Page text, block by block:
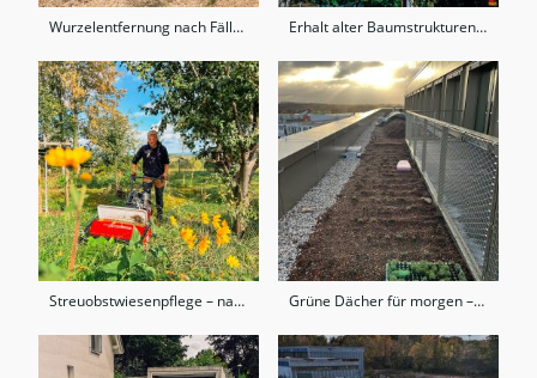
Wurzelentfernung nach Fällung – effizient und gründlich Erhalt alter Baumstrukturen – Baumpflege im gewachsenen Bestand
Streuobstwiesenpflege – naturnah, nachhaltig und von Hand gemacht Grüne Dächer für morgen – Dachbegrünung mit Weitblick